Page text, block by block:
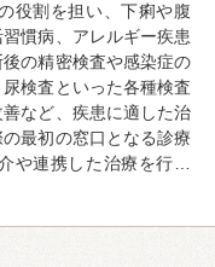
役割を担い、下痢や腹
慣病、アレルギー疾患
の精密検査や感染症の
検査といった各種検査
など、疾患に適した治
最初の窓口となる診療
や連携した治療を行…